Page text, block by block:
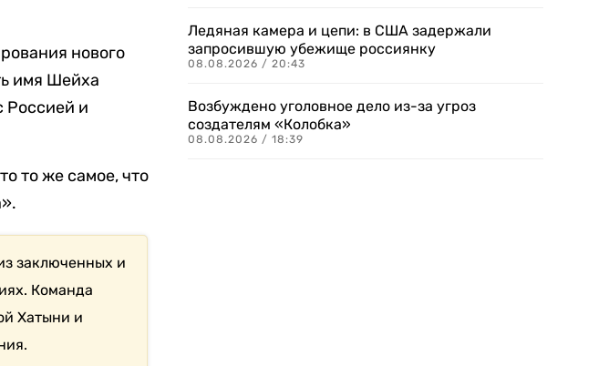
нового
имя Шейха
Россией и
то же самое, что
заключенных и
Команда
Хатыни и
Ледяная камера и цепи: в США задержали
запросившую убежище россиянку
08.08.2026 / 20:43
Возбуждено уголовное дело из-за угроз
создателям «Колобка»
08.08.2026 / 18:39